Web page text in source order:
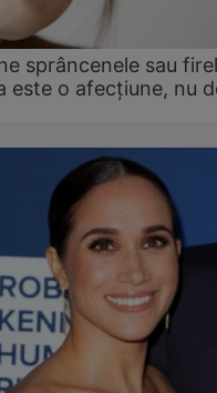
sprâncenele sau
este o afecțiune, nu